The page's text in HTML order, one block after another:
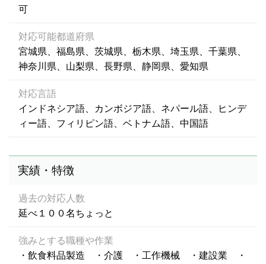
可
対応可能都道府県
宮城県、福島県、茨城県、栃木県、埼玉県、千葉県、
神奈川県、山梨県、長野県、静岡県、愛知県
対応言語
インドネシア語、カンボジア語、ネパール語、ヒンデ
ィー語、フィリピン語、ベトナム語、中国語
実績・特徴
過去の対応人数
延べ１００名ちょっと
強みとする職種や作業
・飲食料品製造 ・介護 ・工作機械 ・建設業 ・